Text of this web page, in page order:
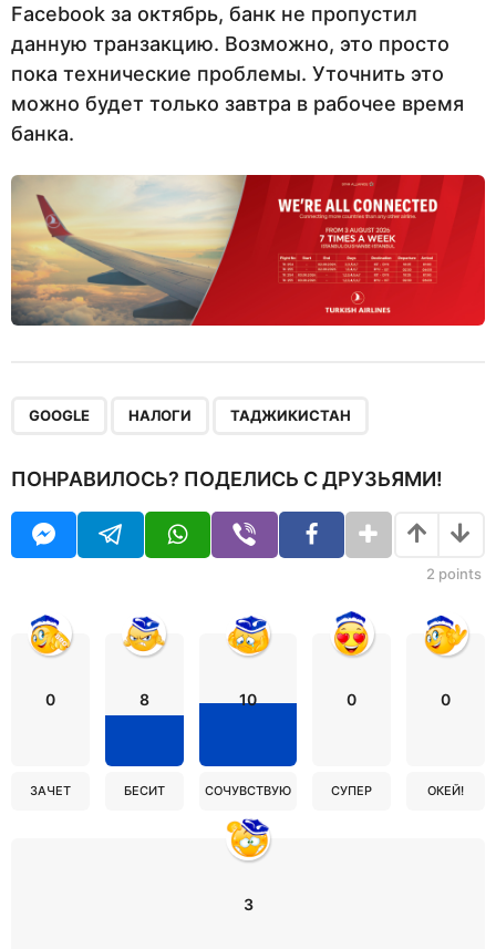
Facebook за октябрь, банк не пропустил
данную транзакцию. Возможно, это просто
пока технические проблемы. Уточнить это
можно будет только завтра в рабочее время
банка.
GOOGLE НАЛОГИ ТАДЖИКИСТАН
ПОНРАВИЛОСЬ? ПОДЕЛИСЬ С ДРУЗЬЯМИ!
2 points
0
ЗАЧЕТ
8
БЕСИТ
10
СОЧУВСТВУЮ
0
СУПЕР
0
ОКЕЙ!
3